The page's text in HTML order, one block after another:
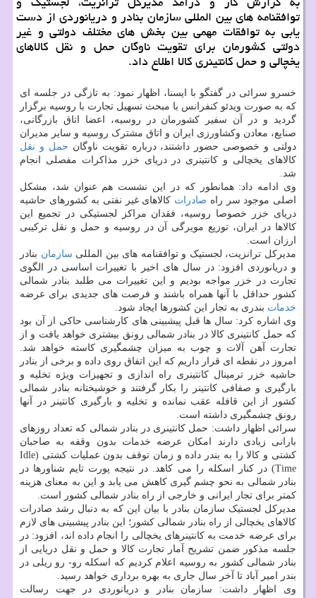
توافقنامه های بین المللی سازمان بنادر و دریانوردی از دست
یابی به توافقات مهمی بین بخش های مختلف دولتی و غیر
دولتی كشورمان برای تقویت ناوگان حمل و نقل كالاهای
یخچالی و حمل كانتینری كالا اطلاع داد.
خسرو سرائی در گفتگو با ایسنا، اظهار نمود: به تازگی در جلسه ای
که به صورت ویدئو کنفرانس با مبحث تسهیل تجارت با روسیه برگزار
گردید و در آن سفیر کشورمان در روسیه، اعضا اتاق بازرگانی،
صنایع، معادن وکشاورزی ایران و اتاق مشترک روسیه و سایر مدیران
دولتی و خصوصی حضور داشتند، درباره تقویت ناوگان حمل و نقل
کالاهای یخچالی و کانتینری در دریای خزر مذاکرات مفصلی انجام
شد.
وی ادامه داد: همانطور که در این نشست هم عنوان شد، مشکل
اصلی موجود سر راه صادرات کالاهای غیر نفتی به کشورهای حاشیه
دریای خزر خصوصا روسیه، فقدان مراکز لجستیکی در تجمیع این
کالاها در ایران، توزیع مویرگی آن در روسیه و حمل و نقل ترکیبی
ارزان است.
مدیرکل ترانزیت، لجستیک و توافقنامه های بین المللی سازمان بنادر
و دریانوردی افزود: در سال های اخیر با تغییرات اساسی در الگوی
تجارت در خزر مواجه بودیم و این تغییرات می طلبد بنادر شمالی
کشور حداقل با آنها همراه باشند و فرصت های جدیدی برای عرضه
خدمات بندری به تجار این کشورها ایجاد شود.
وی اشاره کرد: سال ها قبل پیشبینی های کارشناسی حاکی از آن بود
که حمل کانتینری کالا در بنادر شمالی رونق بیشتری خواهد یافت و از
تجارت آهن آلات و چوب به میزان چشمگیری کاسته خواهد شد.
امروز در نقطه ای قرار داریم که این اتفاق روی داده و برخی از بنادر
حاشیه خزر ترمینال کانتینری راه اندازی و تجهیزات ویژه تخلیه و
بارگیری و صفافی کانتینر را بکار گرفتند و خوشبختانه بنادر شمالی
کشور از این قافله عقب نمانده و تخلیه و بارگیری کانتینر در آنها
رونق چشمگیری داشته است.
سرائی اظهار داشت: حمل کانتینری در بنادر شمالی که تعداد روزهای
بارانی زیادی دارند امکان عرضه خدمات بدون وقفه به صاحبان
کشتی و کالا را به بندر داده و زمان توقف بدون عملیات کشتی (Idle
Time) در کنار اسکله را می کاهد. در نتیجه پورت تایم شناورها در
بنادر شمالی به نحو چشم گیری کاهش می یابد و این به معنای هزینه
کمتر برای تجار ایرانی و خارجی از راه بنادر شمالی کشور است.
مدیرکل لجستیک سازمان بنادر با بیان این که به دنبال رشد صادرات
کالاهای یخچالی از راه بنادر شمالی کشور؛ این بنادر پیشبینی های لازم
برای عرضه خدمت به کانتینرهای یخچالی را انجام داده اند، افزود: در
جلسه مذکور ضمن تشریح آمار تجارت کالا و حمل و نقل دریایی از
بنادر شمالی کشور به روسیه اعلام کردیم که اسکله رو- رو ریلی در
بندر امیر آباد تا آخر سال جاری به بهره برداری خواهد رسید.
وی اظهار داشت: سازمان بنادر و دریانوردی در جهت رسالت